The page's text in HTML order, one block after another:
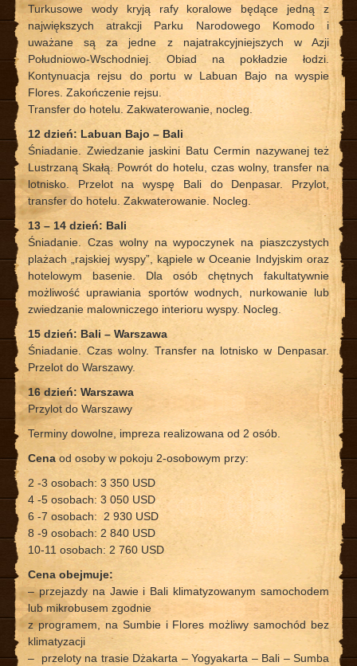
Turkusowe wody kryją rafy koralowe będące jedną z
największych atrakcji Parku Narodowego Komodo i
uważane są za jedne z najatrakcyjniejszych w Azji
Południowo-Wschodniej. Obiad na pokładzie łodzi.
Kontynuacja rejsu do portu w Labuan Bajo na wyspie
Flores. Zakończenie rejsu.
Transfer do hotelu. Zakwaterowanie, nocleg.
12 dzień: Labuan Bajo – Bali
Śniadanie. Zwiedzanie jaskini Batu Cermin nazywanej też
Lustrzaną Skałą. Powrót do hotelu, czas wolny, transfer na
lotnisko. Przelot na wyspę Bali do Denpasar. Przylot,
transfer do hotelu. Zakwaterowanie. Nocleg.
13 – 14 dzień: Bali
Śniadanie. Czas wolny na wypoczynek na piaszczystych
plażach „rajskiej wyspy”, kąpiele w Oceanie Indyjskim oraz
hotelowym basenie. Dla osób chętnych fakultatywnie
możliwość uprawiania sportów wodnych, nurkowanie lub
zwiedzanie malowniczego interioru wyspy. Nocleg.
15 dzień: Bali – Warszawa
Śniadanie. Czas wolny. Transfer na lotnisko w Denpasar.
Przelot do Warszawy.
16 dzień: Warszawa
Przylot do Warszawy
Terminy dowolne, impreza realizowana od 2 osób.
Cena od osoby w pokoju 2-osobowym przy:
2 -3 osobach: 3 350 USD
4 -5 osobach: 3 050 USD
6 -7 osobach: 2 930 USD
8 -9 osobach: 2 840 USD
10-11 osobach: 2 760 USD
Cena obejmuje:
– przejazdy na Jawie i Bali klimatyzowanym samochodem
lub mikrobusem zgodnie
z programem, na Sumbie i Flores możliwy samochód bez
klimatyzacji
– przeloty na trasie Dżakarta – Yogyakarta – Bali – Sumba